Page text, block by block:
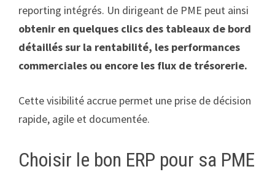
reporting intégrés. Un dirigeant de PME peut ainsi
obtenir en quelques clics des tableaux de bord
détaillés sur la rentabilité, les performances
commerciales ou encore les flux de trésorerie.
Cette visibilité accrue permet une prise de décision
rapide, agile et documentée.
Choisir le bon ERP pour sa PME